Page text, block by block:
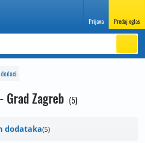
Prijava Predaj oglas
Grad Zagreb 5
dodataka 5